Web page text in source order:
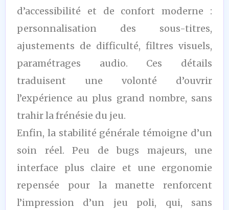
d’accessibilité et de confort moderne :
personnalisation des sous-titres,
ajustements de difficulté, filtres visuels,
paramétrages audio. Ces détails
traduisent une volonté d’ouvrir
l’expérience au plus grand nombre, sans
trahir la frénésie du jeu.
Enfin, la stabilité générale témoigne d’un
soin réel. Peu de bugs majeurs, une
interface plus claire et une ergonomie
repensée pour la manette renforcent
l’impression d’un jeu poli, qui, sans